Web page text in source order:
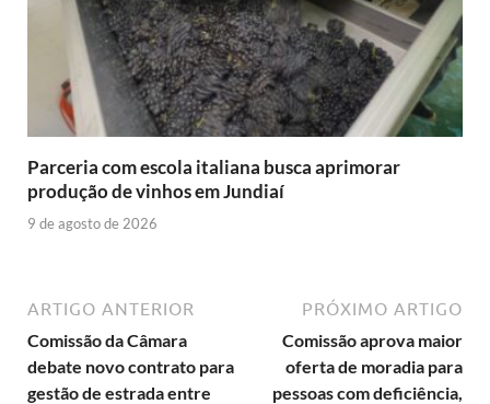
Parceria com escola italiana busca aprimorar
produção de vinhos em Jundiaí
9 de agosto de 2026
ARTIGO ANTERIOR
Comissão da Câmara
debate novo contrato para
gestão de estrada entre
PRÓXIMO ARTIGO
Comissão aprova maior
oferta de moradia para
pessoas com deficiência,